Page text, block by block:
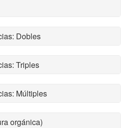
Dobles
Triples
Múltiples
orgánica)